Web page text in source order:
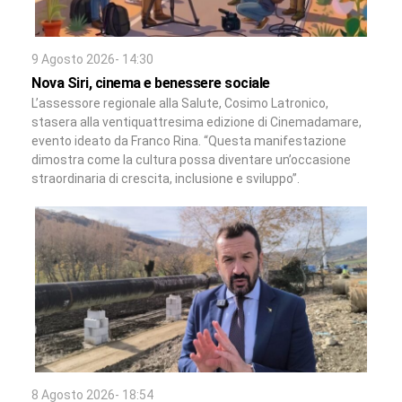
9 Agosto 2026- 14:30
Nova Siri, cinema e benessere sociale
L’assessore regionale alla Salute, Cosimo Latronico,
stasera alla ventiquattresima edizione di Cinemadamare,
evento ideato da Franco Rina. “Questa manifestazione
dimostra come la cultura possa diventare un’occasione
straordinaria di crescita, inclusione e sviluppo”.
8 Agosto 2026- 18:54